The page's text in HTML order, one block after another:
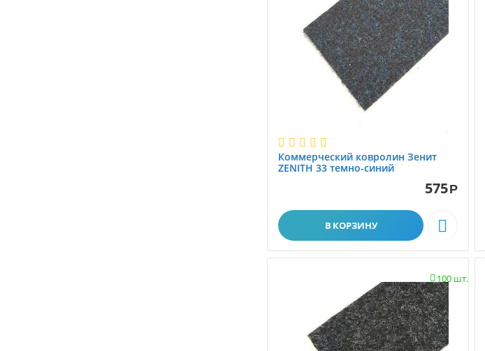
Коммерческий ковролин Зенит
ZENITH 33 темно-синий
575Р
В КОРЗИНУ 
100 шт.
